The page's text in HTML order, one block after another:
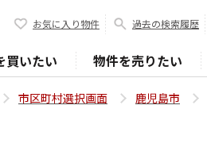
お気に入り物件 過去の検索履歴
買いたい 物件を売りたい
市区町村選択画面 鹿児島市